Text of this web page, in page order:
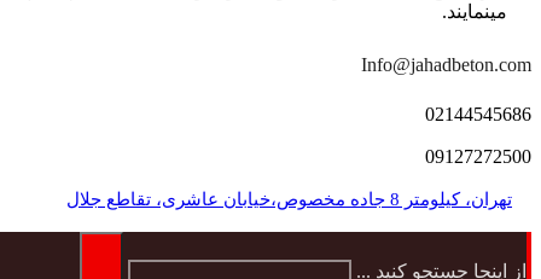
مینمایند.
Info@jahadbeton.com
02144545686
09127272500
تهران، کیلومتر 8 جاده مخصوص،خیابان عاشری، تقاطع جلال
از اینجا جستجو کنید ...